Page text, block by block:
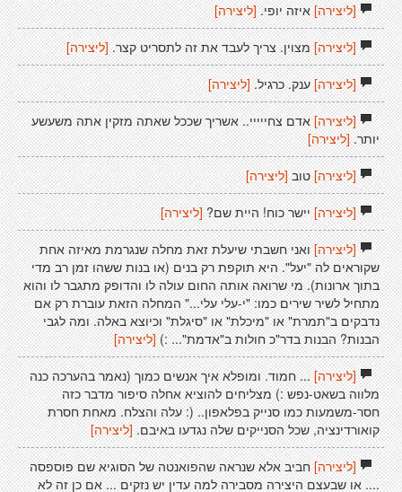
[ליצירה]איזה יופי. [ליצירה]
[ליצירה]מצוין. צריך לעבד את זה לתסריט קצר. [ליצירה]
[ליצירה]ענק. כרגיל. [ליצירה]
[ליצירה]אדם צחייייי.. אשריך שככל שאתה מזקין אתה משעשע
יותר. [ליצירה]
[ליצירה]טוב[ליצירה]
[ליצירה]יישר כוח! היית שם?[ליצירה]
[ליצירה]ואני חשבתי שיעלת זאת מחלה שנגרמת מאיזה אחת
שקוראים לה "יעל". היא תוקפת רק בנים (או בנות ששהו זמן רב מדי
בתוך ארונות). מי שרואה אותה החום עולה לו והדופק מתגבר לו והוא
מתחיל לשיר שירים כמו: "י-עלי עלי..." המחלה הזאת עוברת רק אם
נדבקים ב"תמרת" או "מיכלת" או "סיגלת" וכיוצא באלה. ומה לגבי
הבנות? הבנות בדר"כ חולות ב"אדמת"... :) [ליצירה]
[ליצירה]... חמוד. ומופלא איך אנשים כמוך (נאמר בהערכה כנה
מלווה בשאט-נפש :) מצליחים להוציא אחלה סיפור מדבר כזה
חסר-משמעות כמו סנייק בפלאפון.. (: עלה והצלח. מאחת חסרת
קואורדינציה, שכל הסנייקים שלה נגדעו באיבם. [ליצירה]
[ליצירה]חביב אלא שנראה שהפואנטה של הסוגיא שם פוספסה
.... או שבעצם היצירה מסבירה למה עדין יש נזקים ... אם כן זה לא